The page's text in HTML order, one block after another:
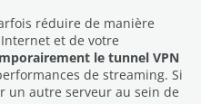
réduire de manière
et de votre
le tunnel VPN
de streaming. Si
un autre serveur au sein de